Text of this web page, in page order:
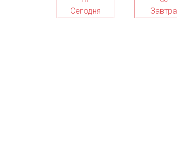
Сегодня Завтра